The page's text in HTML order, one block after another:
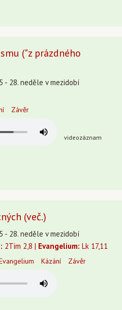
("z prázdného
- 28. neděle v mezidobí
Závěr
videozáznam
(več.)
- 28. neděle v mezidobí
2Tim 2,8 | Evangelium: Lk 17,11
Kázání Závěr